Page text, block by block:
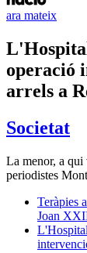
ara mateix
operació
arrels a
Societat
La menor, a qui
periodistes
Teràpies
Joan